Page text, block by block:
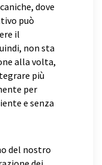
dove
può
il
non sta
alla volta,
più
per
e senza
del nostro